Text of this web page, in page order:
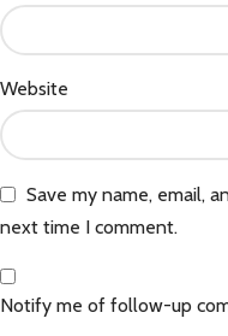
Website
Save my name, email,
next time I comment.
Notify me of follow-up